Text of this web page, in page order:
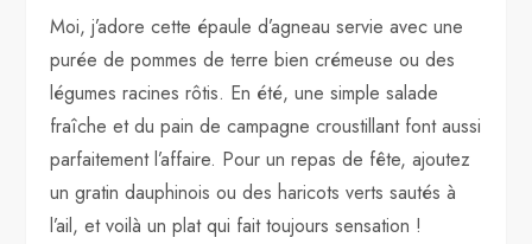
Moi, j’adore cette épaule d’agneau servie avec une
purée de pommes de terre bien crémeuse ou des
légumes racines rôtis. En été, une simple salade
fraîche et du pain de campagne croustillant font aussi
parfaitement l’affaire. Pour un repas de fête, ajoutez
un gratin dauphinois ou des haricots verts sautés à
l’ail, et voilà un plat qui fait toujours sensation !